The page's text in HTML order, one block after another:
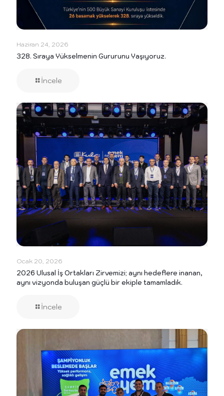
Haziran 24, 2026
328. Sıraya Yükselmenin Gururunu Yaşıyoruz.
İncele
Ocak 20, 2026
2026 Ulusal İş Ortakları Zirvemizi; aynı hedeflere inanan,
aynı vizyonda buluşan güçlü bir ekiple tamamladık.
İncele